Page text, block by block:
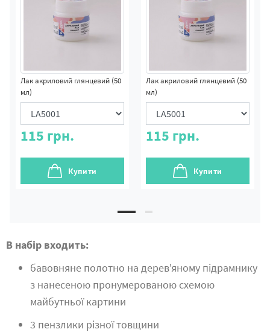
Лак акриловий глянцевий (50
мл)
115 грн.
Купити
Лак акриловий глянцевий (50
мл)
115 грн.
Купити
В набір входить:
бавовняне полотно на дерев'яному підрамнику
з нанесеною пронумерованою схемою
майбутньої картини
3 пензлики різної товщини